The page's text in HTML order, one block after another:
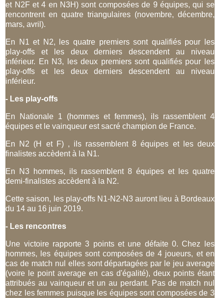
et N2F et 4 en N3H) sont composées de 9 équipes, qui se
rencontrent en quatre triangulaires (novembre, décembre,
mars, avril).
En N1 et N2, les quatre premiers sont qualifiés pour les
play-offs et les deux derniers descendent au niveau
inférieur. En N3, les deux premiers sont qualifiés pour les
play-offs et les deux derniers descendent au niveau
inférieur.
- Les play-offs
En Nationale 1 (hommes et femmes), ils rassemblent 4
équipes et le vainqueur est sacré champion de France.
En N2 (H et F) , ils rassemblent 8 équipes et les deux
finalistes accèdent à la N1.
En N3 hommes, ils rassemblent 8 équipes et les quatre
demi-finalistes accèdent à la N2.
Cette saison, les play-offs N1-N2-N3 auront lieu à Bordeaux
du 14 au 16 juin 2019.
- Les rencontres
Une victoire rapporte 3 points et une défaite 0. Chez les
hommes, les équipes sont composées de 4 joueurs, et en
cas de match nul elles sont départagées par le jeu average
(voire le point average en cas d'égalité), deux points étant
attribués au vainqueur et un au perdant. Pas de match nul
chez les femmes puisque les équipes sont composées de 3